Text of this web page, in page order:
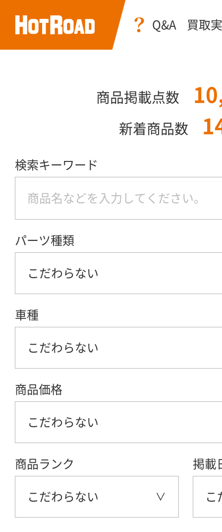
Q&A 買取
商品掲載点数
新着商品数
検索キーワード
パーツ種類
こだわらない
車種
こだわらない
商品価格
こだわらない
商品ランク
こだわらない
掲載
こ